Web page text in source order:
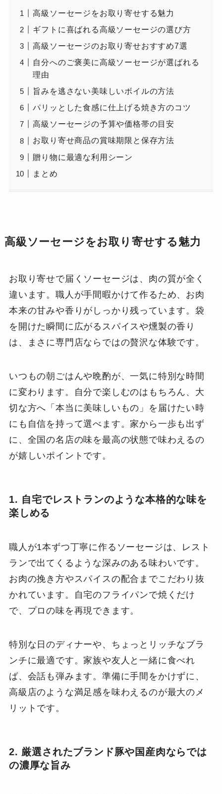
高級ソーセージをお取り寄せする魅力
ギフトに喜ばれる高級ソーセージの選び方
高級ソーセージのお取り寄せおすすめ7選
自分へのご褒美に高級ソーセージが選ばれる
理由
旨みを逃さない美味しいボイルの方法
パリッとした食感に仕上げる焼き方のコツ
高級ソーセージの予算や価格帯の目安
お取り寄せ商品の賞味期限と保存方法
贈り物に最適な利用シーン
まとめ
高級ソーセージをお取り寄せする魅力
お取り寄せで届くソーセージは、肉の質が全く
違います。職人が手間暇かけて作るため、お肉
本来の甘みや香りがしっかり残っています。袋
を開けた瞬間に広がるスパイスや燻製の香り
は、まさに専門店ならではの贅沢な体験です。
いつもの朝ごはんや晩酌が、一気に特別な時間
に変わります。自分で楽しむのはもちろん、大
切な方へ「本当に美味しいもの」を届けたい時
にも自信を持って選べます。家から一歩も出ず
に、全国の名店の味を最高の状態で味わえるの
が嬉しいポイントです。
1. 自宅でレストランのような本格的な味を
楽しめる
職人が1本ずつ丁寧に作るソーセージは、レスト
ランで出てくるような深みのある味わいです。
お肉の挽き方やスパイスの配合までこだわり抜
かれています。自宅のフライパンで焼くだけ
で、プロの味を再現できます。
特別な日のディナーや、ちょっとリッチなブラ
ンチに最適です。家族や友人と一緒に食べれ
ば、会話も弾みます。準備に手間をかけずに、
高級店のような満足感を味わえるのが最大のメ
リットです。
2. 厳選されたブランド豚や国産肉ならでは
の濃厚な旨み